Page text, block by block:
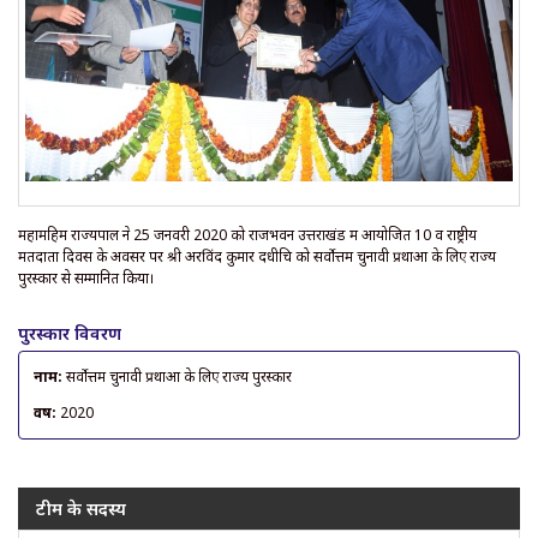
महामहिम राज्यपाल ने 25 जनवरी 2020 को राजभवन उत्तराखंड में आयोजित 10 वें राष्ट्रीय
मतदाता दिवस के अवसर पर श्री अरविंद कुमार दधीचि को सर्वोत्तम चुनावी प्रथाओं के लिए राज्य
पुरस्कार से सम्मानित किया।
पुरस्कार विवरण
नाम:सर्वोत्तम चुनावी प्रथाओं के लिए राज्य पुरस्कार
वर्ष: 2020
टीम के सदस्य